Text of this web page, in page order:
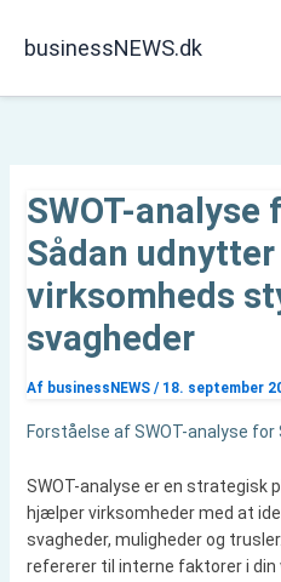
businessNEWS.dk
SWOT-analyse
Sådan
virksomheds
svagheder
Af businessNEWS / 18. september
Forståelse af SWOT-analyse for
SWOT-analyse er en strategisk
hjælper virksomheder med at
svagheder, muligheder og
refererer til interne faktorer i din